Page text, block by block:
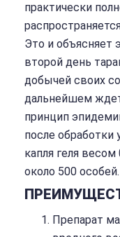
практически
Это и объясняет
второй день
добычей своих
дальнейшем
принцип
после обработки
капля геля
около 500 особей.
Препарат